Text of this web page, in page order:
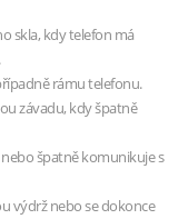
skla, kdy telefon má
rámu telefonu.
závadu, kdy špatně
špatně komunikuje s
výdrž nebo se dokonce